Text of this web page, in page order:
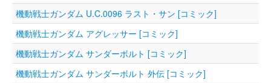
機動戦士ガンダム U.C.0096 ラスト・サン [コミック]
機動戦士ガンダム アグレッサー [コミック]
機動戦士ガンダム サンダーボルト [コミック]
機動戦士ガンダム サンダーボルト 外伝 [コミック]